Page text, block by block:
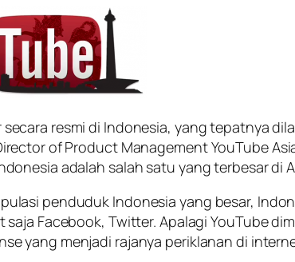
secara resmi di Indonesia, yang tepatnya di
of Product Management YouTube
adalah salah satu yang terbesar di
penduduk Indonesia yang besar,
saja Facebook, Twitter. Apalagi YouTube
yang menjadi rajanya periklanan di